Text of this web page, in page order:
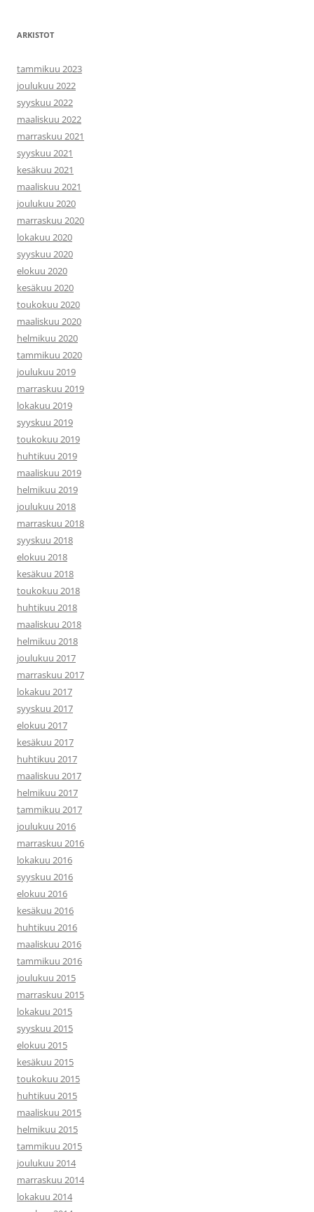
ARKISTOT
tammikuu 2023
joulukuu 2022
syyskuu 2022
maaliskuu 2022
marraskuu 2021
syyskuu 2021
kesäkuu 2021
maaliskuu 2021
joulukuu 2020
marraskuu 2020
lokakuu 2020
syyskuu 2020
elokuu 2020
kesäkuu 2020
toukokuu 2020
maaliskuu 2020
helmikuu 2020
tammikuu 2020
joulukuu 2019
marraskuu 2019
lokakuu 2019
syyskuu 2019
toukokuu 2019
huhtikuu 2019
maaliskuu 2019
helmikuu 2019
joulukuu 2018
marraskuu 2018
syyskuu 2018
elokuu 2018
kesäkuu 2018
toukokuu 2018
huhtikuu 2018
maaliskuu 2018
helmikuu 2018
joulukuu 2017
marraskuu 2017
lokakuu 2017
syyskuu 2017
elokuu 2017
kesäkuu 2017
huhtikuu 2017
maaliskuu 2017
helmikuu 2017
tammikuu 2017
joulukuu 2016
marraskuu 2016
lokakuu 2016
syyskuu 2016
elokuu 2016
kesäkuu 2016
huhtikuu 2016
maaliskuu 2016
tammikuu 2016
joulukuu 2015
marraskuu 2015
lokakuu 2015
syyskuu 2015
elokuu 2015
kesäkuu 2015
toukokuu 2015
huhtikuu 2015
maaliskuu 2015
helmikuu 2015
tammikuu 2015
joulukuu 2014
marraskuu 2014
lokakuu 2014